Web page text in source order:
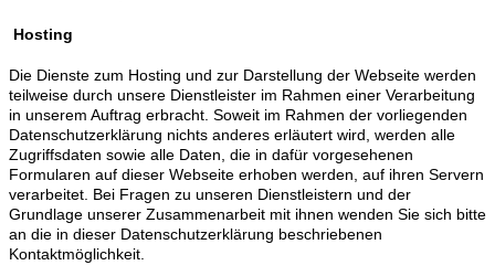
Hosting
Die Dienste zum Hosting und zur Darstellung der Webseite werden
teilweise durch unsere Dienstleister im Rahmen einer Verarbeitung
in unserem Auftrag erbracht. Soweit im Rahmen der vorliegenden
Datenschutzerklärung nichts anderes erläutert wird, werden alle
Zugriffsdaten sowie alle Daten, die in dafür vorgesehenen
Formularen auf dieser Webseite erhoben werden, auf ihren Servern
verarbeitet. Bei Fragen zu unseren Dienstleistern und der
Grundlage unserer Zusammenarbeit mit ihnen wenden Sie sich bitte
an die in dieser Datenschutzerklärung beschriebenen
Kontaktmöglichkeit.